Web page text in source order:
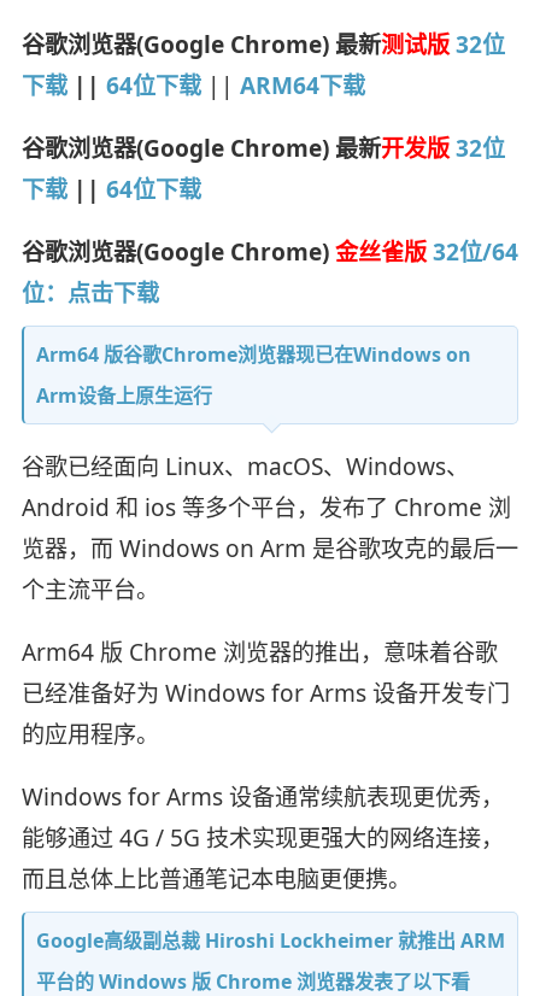
谷歌浏览器(Google Chrome) 最新测试版32位
下载|| 64位下载|| ARM64下载
谷歌浏览器(Google Chrome) 最新开发版32位
下载|| 64位下载
谷歌浏览器(Google Chrome)金丝雀版32位/64
位：点击下载
Arm64 版谷歌Chrome浏览器现已在Windows on
Arm设备上原生运行
谷歌已经面向 Linux、macOS、Windows、
Android 和 ios 等多个平台，发布了 Chrome 浏
览器，而 Windows on Arm 是谷歌攻克的最后一
个主流平台。
Arm64 版 Chrome 浏览器的推出，意味着谷歌
已经准备好为 Windows for Arms 设备开发专门
的应用程序。
Windows for Arms 设备通常续航表现更优秀，
能够通过 4G / 5G 技术实现更强大的网络连接，
而且总体上比普通笔记本电脑更便携。
Google高级副总裁 Hiroshi Lockheimer 就推出 ARM
平台的 Windows 版 Chrome 浏览器发表了以下看